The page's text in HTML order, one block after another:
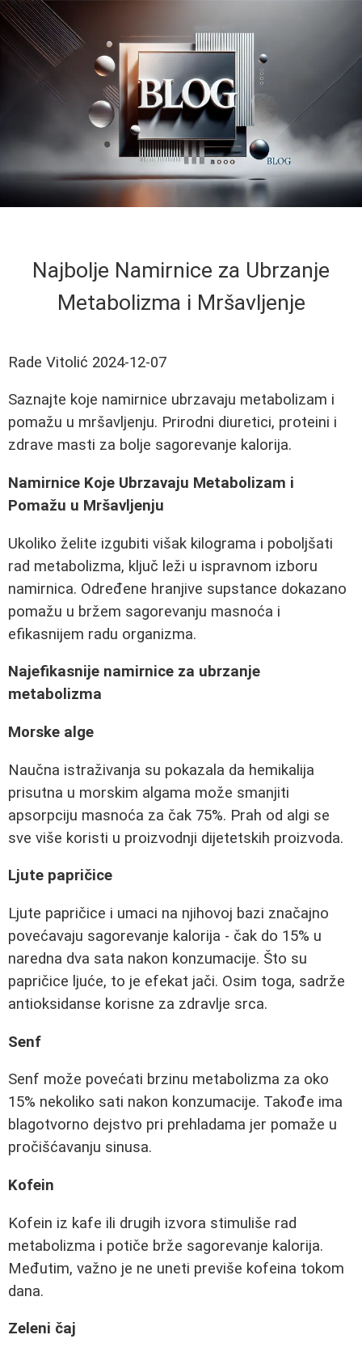
Najbolje Namirnice za Ubrzanje
Metabolizma i Mršavljenje
Rade Vitolić 2024-12-07
Saznajte koje namirnice ubrzavaju metabolizam i
pomažu u mršavljenju. Prirodni diuretici, proteini i
zdrave masti za bolje sagorevanje kalorija.
Namirnice Koje Ubrzavaju Metabolizam i
Pomažu u Mršavljenju
Ukoliko želite izgubiti višak kilograma i poboljšati
rad metabolizma, ključ leži u ispravnom izboru
namirnica. Određene hranjive supstance dokazano
pomažu u bržem sagorevanju masnoća i
efikasnijem radu organizma.
Najefikasnije namirnice za ubrzanje
metabolizma
Morske alge
Naučna istraživanja su pokazala da hemikalija
prisutna u morskim algama može smanjiti
apsorpciju masnoća za čak 75%. Prah od algi se
sve više koristi u proizvodnji dijetetskih proizvoda.
Ljute papričice
Ljute papričice i umaci na njihovoj bazi značajno
povećavaju sagorevanje kalorija - čak do 15% u
naredna dva sata nakon konzumacije. Što su
papričice ljuće, to je efekat jači. Osim toga, sadrže
antioksidanse korisne za zdravlje srca.
Senf
Senf može povećati brzinu metabolizma za oko
15% nekoliko sati nakon konzumacije. Takođe ima
blagotvorno dejstvo pri prehladama jer pomaže u
pročišćavanju sinusa.
Kofein
Kofein iz kafe ili drugih izvora stimuliše rad
metabolizma i potiče brže sagorevanje kalorija.
Međutim, važno je ne uneti previše kofeina tokom
dana.
Zeleni čaj